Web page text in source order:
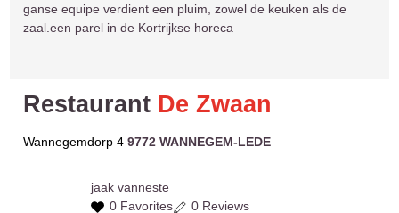
ganse equipe verdient een pluim, zowel de keuken als de
zaal.een parel in de Kortrijkse horeca
Restaurant De Zwaan
Wannegemdorp 49772 WANNEGEM-LEDE
jaak vanneste
0 Favorites
0 Reviews